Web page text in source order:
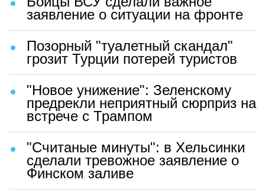
заявление о ситуации на фронте
Позорный "туалетный скандал"
грозит Турции потерей туристов
"Новое унижение": Зеленскому
предрекли неприятный сюрприз на
встрече с Трампом
"Считаные минуты": в Хельсинки
сделали тревожное заявление о
Финском заливе